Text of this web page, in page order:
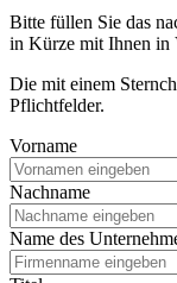
Bitte füllen Sie das
in Kürze mit Ihnen in
Die mit einem
Pflichtfelder.
Vorname
Nachname
Name des